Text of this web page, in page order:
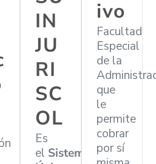
IN
JU
RI
SC
OL
Es
el Sistema
ivo
Facultad
Especial
de la
que
le
permite
cobrar
por sí